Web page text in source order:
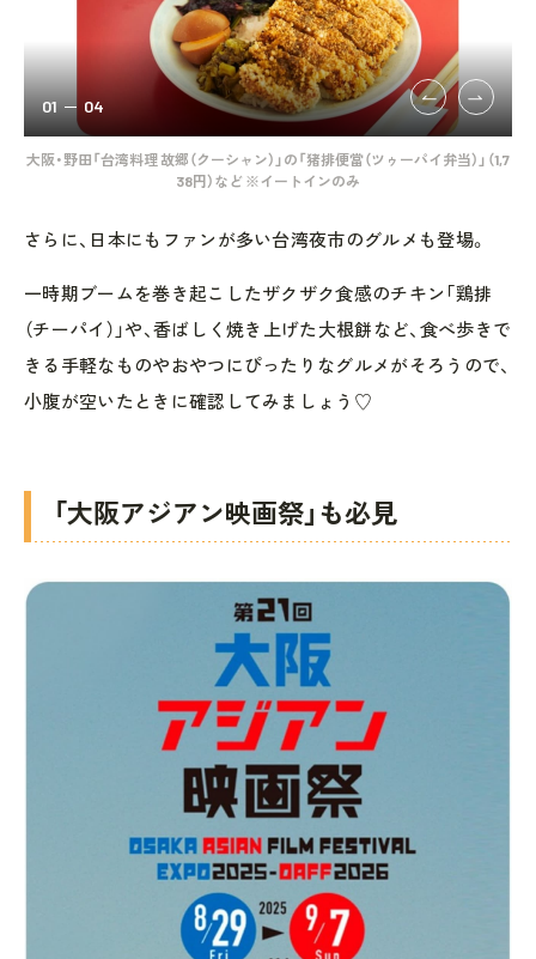
大阪・野田「台湾料理 故郷（クーシャン）」の「猪排便當（ツゥーパイ弁当）」（1,7
38円）など ※イートインのみ
01 04
さらに、日本にもファンが多い台湾夜市のグルメも登場。
一時期ブームを巻き起こしたザクザク食感のチキン「鶏排
（チーパイ）」や、香ばしく焼き上げた大根餅など、食べ歩きで
きる手軽なものやおやつにぴったりなグルメがそろうので、
小腹が空いたときに確認してみましょう♡
「大阪アジアン映画祭」も必見